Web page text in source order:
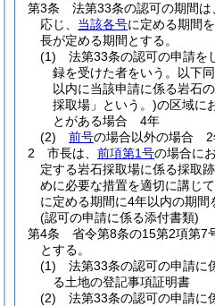
第3条
法第33条の認可の期間は
応じ、 当該各号に定める期間
長が定める期間とする。
(1)
法第33条の認可の申請を
録を受けた者をいう。以下
以内に当該申請に係る岩石
採取場」という。)の区域に
とがある場合 4年
(2)
前号の場合以外の場合 2
2
市長は、 前項第1号の場合に
定する岩石採取場に係る採取
めに必要な措置を適切に講じ
に定める期間に4年以内の期間
(認可の申請に係る添付書類)
第4条
省令第8条の15第2項第7
とする。
(1)
法第33条の認可の申請に
る土地の登記事項証明書
(2)
法第33条の認可の申請に